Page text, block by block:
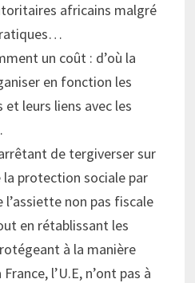
africains malgré
un coût : d’où la
en fonction les
et leurs liens avec les
de tergiverser sur
protection sociale par
l’assiette non pas fiscale
en rétablissant les
à la manière
l’U.E, n’ont pas à